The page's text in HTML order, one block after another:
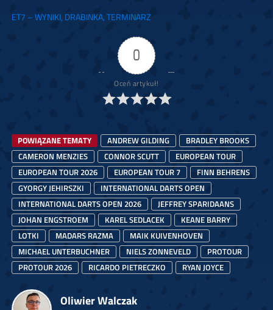
ET7 – WYNIKI, DRABINKA, TERMINARZ
0
Oceń artykuł!
POWIĄZANE TEMATY ANDREW GILDING
BRADLEY BROOKS
CAMERON MENZIES
CONNOR SCUTT
EUROPEAN TOUR
EUROPEAN TOUR 2026
EUROPEAN TOUR 7
FINN BEHRENS
GYORGY JEHIRSZKI
INTERNATIONAL DARTS OPEN
INTERNATIONAL DARTS OPEN 2026
JEFFREY SPARIDAANS
JOHAN ENGSTROEM
KAREL SEDLACEK
KEANE BARRY
LOTKI
MADARS RAZMA
MAIK KUIVENHOVEN
MICHAEL UNTERBUCHNER
NIELS ZONNEVELD
PROTOUR
PROTOUR 2026
RICARDO PIETRECZKO RYAN JOYCE
Oliwier Walczak